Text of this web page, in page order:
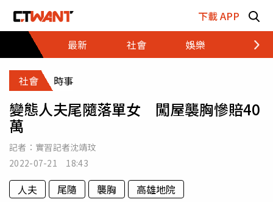
下載 APP
最新
社會 娛樂 財經
社會 時事
變態人夫尾隨落單女 闖屋襲胸慘賠40
萬
記者： 實習記者沈靖玟
2022-07-21 18:43
人夫 尾隨 襲胸
高雄地院